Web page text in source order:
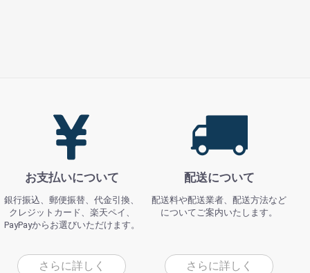
お支払いについて
銀行振込、郵便振替、代金引換、
クレジットカード、楽天ペイ、
PayPayからお選びいただけます。
さらに詳しく
配送について
配送料や配送業者、配送方法など
についてご案内いたします。
さらに詳しく